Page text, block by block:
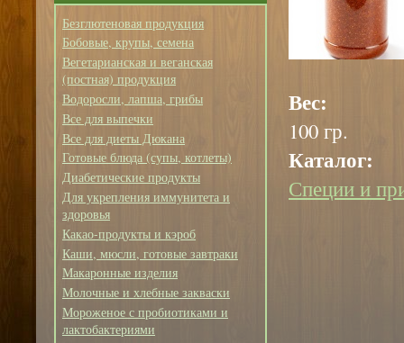
Безглютеновая продукция
Бобовые, крупы, семена
Вегетарианская и веганская
(постная) продукция
Водоросли, лапша, грибы
Все для выпечки
Все для диеты Дюкана
Готовые блюда (супы, котлеты)
Диабетические продукты
Для укрепления иммунитета и
здоровья
Какао-продукты и кэроб
Каши, мюсли, готовые завтраки
Макаронные изделия
Молочные и хлебные закваски
Мороженое с пробиотиками и
лактобактериями
Вес:
100 гр.
Каталог:
Специи и